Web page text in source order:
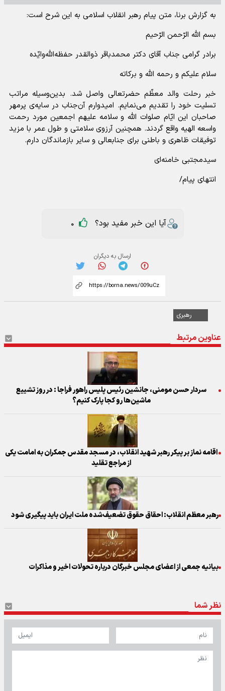
به گزارش برنا، متن پیام رهبر انقلاب اسلامی به این شرح است:
بسم الله الرّحمن الرّحیم
برادر گرامی جناب آقای دکتر محمدباقر ذوالقدر حفظه‌الله‌وایّده
سلام علیکم و رحمه الله و برکاته
خبر رحلت والد معظّم حضرتعالی واصل شد. بدین‌وسیله مراتب
تسلیت خود را تقدیم می‌نمایم. امیدوارم آن‌جناب در سایه‌ی پرمهر
صاحبان این ایّام صلوات الله و سلامه علیهم اجمعین مورد رحمت
واسعه الهیه واقع گردند. همچنین آرزوی سلامتی و طول عمر با مزید
توفیقات ظاهری و باطنی برای جنابعالی و سایر بازماندگان دارم.
سیدمجتبی خامنه‌ای
انتهای پیام/
آیا این خبر مفید بود؟ 0
ارسال به دیگران
رهبری
عناوین مرتبط
سردار حسن مومنی، جانشین رئیس پلیس راهور فراجا : در روز تشییع
ماشین‌ها رو کجا پارک کنیم؟
اقامه نماز بر پیکر رهبر شهید انقلاب، در مسجد مقدس جمکران به امامت یکی
از مراجع تقلید
رهبر معظم انقلاب: احقاق حقوق تضعیف‌شده ملت ایران باید پیگیری شود
بیانیه جمعی از اعضای مجلس خبرگان درباره تحولات اخیر و مذاکرات
نظر شما